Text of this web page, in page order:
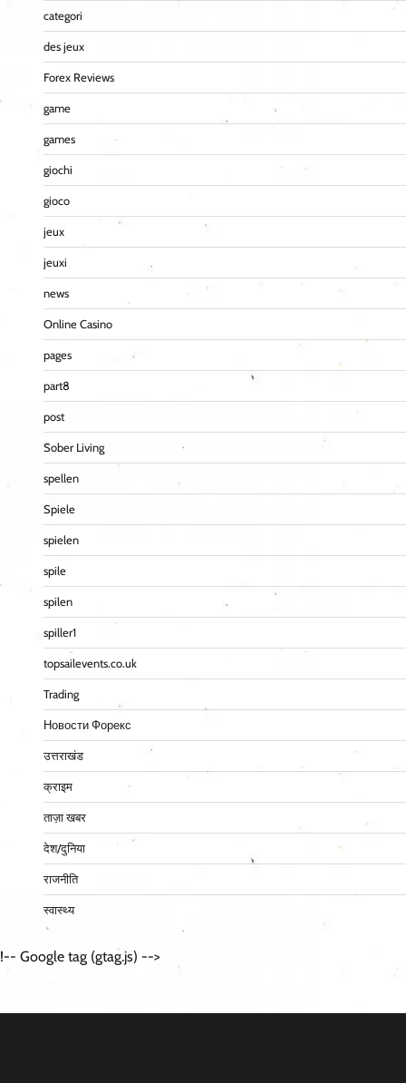
categori
des jeux
Forex Reviews
game
games
giochi
gioco
jeux
jeuxi
news
Online Casino
pages
part8
post
Sober Living
spellen
Spiele
spielen
spile
spilen
spiller1
topsailevents.co.uk
Trading
Новости Форекс
उत्तराखंड
क्राइम
ताज़ा खबर
देश/दुनिया
राजनीति
स्वास्थ्य
!-- Google tag (gtag.js) -->